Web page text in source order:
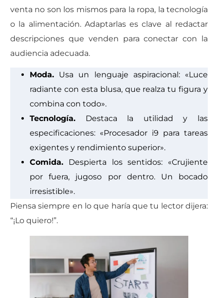
venta no son los mismos para la ropa, la tecnología
o la alimentación. Adaptarlas es clave al redactar
descripciones que venden para conectar con la
audiencia adecuada.
Moda. Usa un lenguaje aspiracional: «Luce
radiante con esta blusa, que realza tu figura y
combina con todo».
Tecnología. Destaca la utilidad y las
especificaciones: «Procesador i9 para tareas
exigentes y rendimiento superior».
Comida. Despierta los sentidos: «Crujiente
por fuera, jugoso por dentro. Un bocado
irresistible».
Piensa siempre en lo que haría que tu lector dijera:
“¡Lo quiero!”.